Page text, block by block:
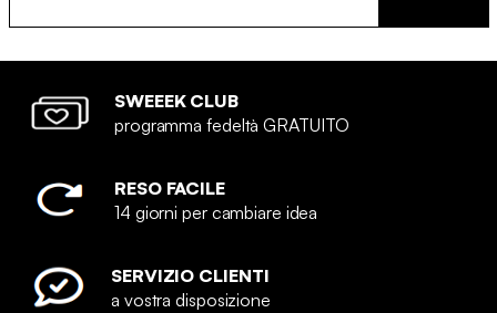
SWEEEK CLUB
programma fedeltà GRATUITO
RESO FACILE
14 giorni per cambiare idea
SERVIZIO CLIENTI
a vostra disposizione